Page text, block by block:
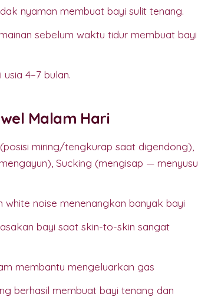
nyaman membuat bayi sulit tenang.
sebelum waktu tidur membuat bayi
4–7 bulan.
Malam Hari
miring/tengkurap saat digendong),
Sucking (mengisap — menyusu
white noise menenangkan banyak bayi
bayi saat skin-to-skin sangat
membantu mengeluarkan gas
berhasil membuat bayi tenang dan